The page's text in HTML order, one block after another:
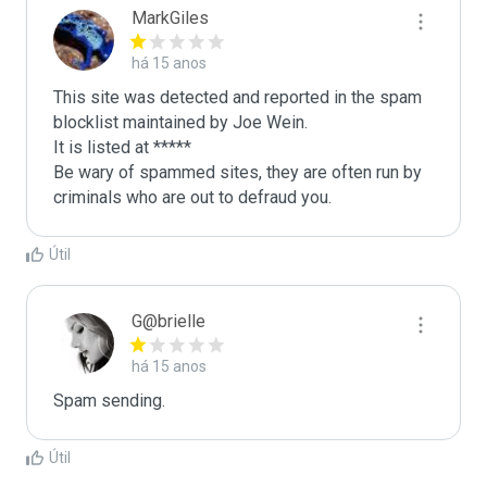
MarkGiles
há 15 anos
This site was detected and reported in the spam
blocklist maintained by Joe Wein.
It is listed at *****
Be wary of spammed sites, they are often run by
criminals who are out to defraud you.
Útil
G@brielle
há 15 anos
Spam sending.
Útil